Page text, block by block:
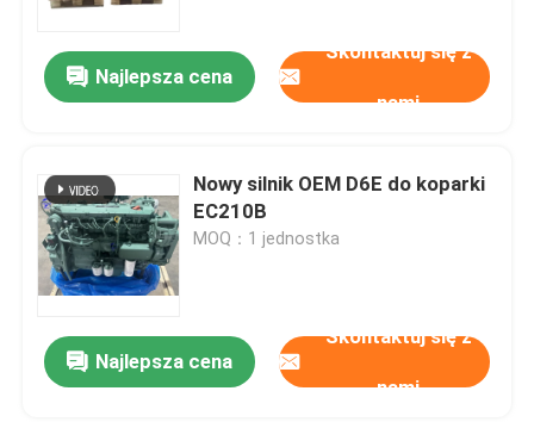
Najlepsza cena
Skontaktuj się z
nami
Nowy silnik OEM D6E do koparki
EC210B
MOQ：1 jednostka
Najlepsza cena
Skontaktuj się z
nami